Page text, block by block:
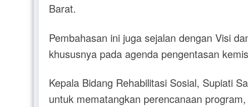
Barat.
Pembahasan ini juga sejalan dengan Visi
khususnya pada agenda pengentasan
Kepala Bidang Rehabilitasi Sosial, Supiati
untuk mematangkan perencanaan